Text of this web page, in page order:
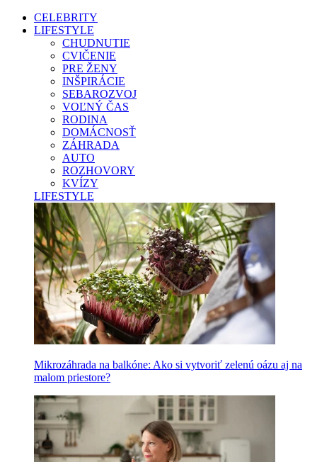
CELEBRITY
LIFESTYLE
CHUDNUTIE
CVIČENIE
PRE ŽENY
INŠPIRÁCIE
SEBAROZVOJ
VOĽNÝ ČAS
RODINA
DOMÁCNOSŤ
ZÁHRADA
AUTO
ROZHOVORY
KVÍZY
LIFESTYLE
Mikrozáhrada na balkóne: Ako si vytvoriť zelenú oázu aj na
malom priestore?